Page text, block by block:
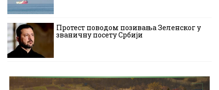
Протест поводом позивања Зеленског у
званичну посету Србији